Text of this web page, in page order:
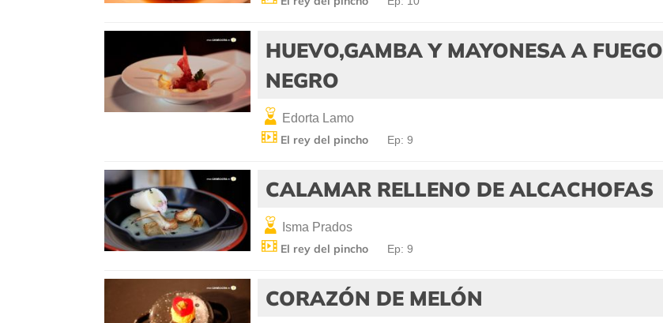
HUEVO,GAMBA Y MAYONESA A FUEGO
NEGRO
Edorta Lamo
El rey del pincho Ep: 9
CALAMAR RELLENO DE ALCACHOFAS
Isma Prados
El rey del pincho Ep: 9
CORAZÓN DE MELÓN